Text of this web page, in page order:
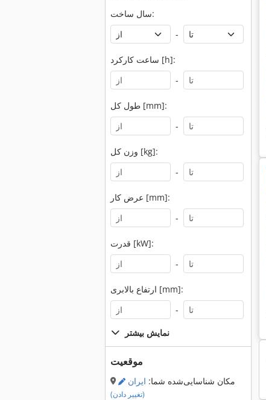
سال ساخت:
-
ساعت کارکرد [h]:
-
طول کل [mm]:
-
وزن کل [kg]:
-
عرض کار [mm]:
-
قدرت [kW]:
-
ارتفاع بالابری [mm]:
-
نمایش بیشتر
موقعیت
مکان شناسایی‌شده شما: ایران
(تغییر دادن)
Neuson 1903 Neuson 1503